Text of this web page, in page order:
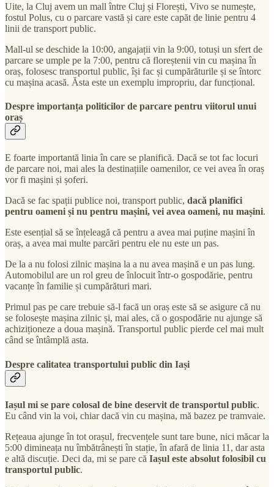
Uite, la Cluj avem un mall între Cluj și Florești, Vivo se numește,
fostul Polus, cu o parcare vastă și care este capăt de linie pentru 4
linii de transport public.
Mall-ul se deschide la 10:00, angajații vin la 9:00, totuși un sfert de
parcare se umple pe la 7:00, pentru că floreștenii vin cu mașina în
oraș, folosesc transportul public, își fac și cumpărăturile și se întorc
cu mașina acasă. Ăsta este un exemplu impropriu, dar funcțional.
Despre importanța politicilor de parcare pentru viitorul unui
oraș
E foarte importantă linia în care se planifică. Dacă se tot fac locuri
de parcare noi, mai ales la destinațiile oamenilor, ce vei avea în oraș
vor fi mașini și șoferi.
Dacă se fac spații publice noi, transport public, dacă planifici
pentru oameni și nu pentru mașini, vei avea oameni, nu mașini.
Este esențial să se înțeleagă că pentru a avea mai puține mașini în
oraș, a avea mai multe parcări pentru ele nu este un pas.
De la a nu folosi zilnic mașina la a nu avea mașină e un pas lung.
Automobilul are un rol greu de înlocuit într-o gospodărie, pentru
vacanțe în familie și cumpărături mari.
Primul pas pe care trebuie să-l facă un oraș este să se asigure că nu
se folosește mașina zilnic și, mai ales, că o gospodărie nu ajunge să
achiziționeze a doua mașină. Transportul public pierde cel mai mult
când se întâmplă asta.
Despre calitatea transportului public din Iași
Iașul mi se pare colosal de bine deservit de transportul public.
Eu când vin la voi, chiar dacă vin cu mașina, mă bazez pe tramvaie.
Rețeaua ajunge în tot orașul, frecvențele sunt tare bune, nici măcar la
5:00 dimineața nu îmbătrânești în stație, în afară de linia 11, dar asta
e altă discuție. Deci da, mi se pare că Iașul este absolut folosibil cu
transportul public.